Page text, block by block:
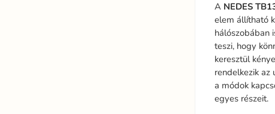
A NEDES
elem állítható
hálószobában
teszi, hogy
keresztül
rendelkezik
a módok
egyes részeit.